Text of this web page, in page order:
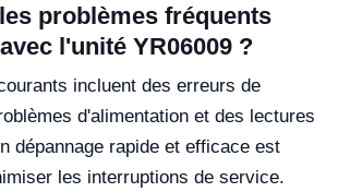
problèmes fréquents
l'unité YR06009 ?
incluent des erreurs de
d'alimentation et des lectures
dépannage rapide et efficace est
les interruptions de service.